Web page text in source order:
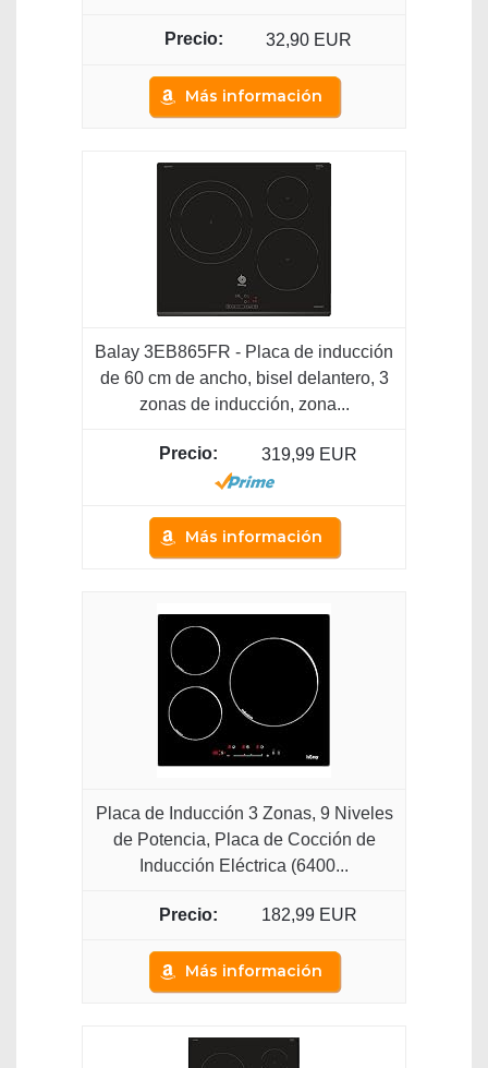
32,90 EUR
Más información
Balay 3EB865FR - Placa de inducción
de 60 cm de ancho, bisel delantero, 3
zonas de inducción, zona...
319,99 EUR
Más información
Placa de Inducción 3 Zonas, 9 Niveles
de Potencia, Placa de Cocción de
Inducción Eléctrica (6400...
182,99 EUR
Más información